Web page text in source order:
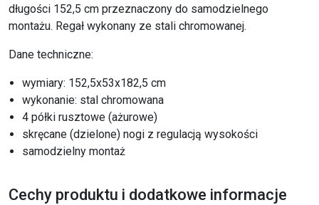
długości 152,5 cm przeznaczony do samodzielnego
montażu. Regał wykonany ze stali chromowanej.
Dane techniczne:
wymiary: 152,5x53x182,5 cm
wykonanie: stal chromowana
4 półki rusztowe (ażurowe)
skręcane (dzielone) nogi z regulacją wysokości
samodzielny montaż
Cechy produktu i dodatkowe informacje